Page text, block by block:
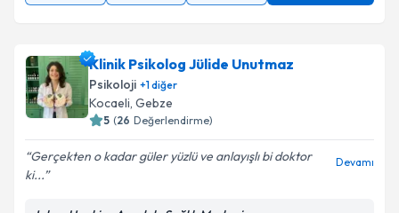
Klinik Psikolog Jülide Unutmaz
Psikoloji +1diğer
Kocaeli, Gebze
5 (26 Değerlendirme)
Gerçekten o kadar güler yüzlü ve anlayışlı bi doktor
ki...
Devamı